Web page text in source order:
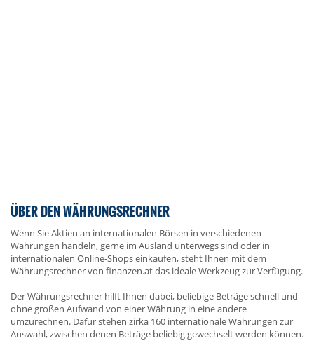
ÜBER DEN WÄHRUNGSRECHNER
Wenn Sie Aktien an internationalen Börsen in verschiedenen
Währungen handeln, gerne im Ausland unterwegs sind oder in
internationalen Online-Shops einkaufen, steht Ihnen mit dem
Währungsrechner von finanzen.at das ideale Werkzeug zur Verfügung.
Der Währungsrechner hilft Ihnen dabei, beliebige Beträge schnell und
ohne großen Aufwand von einer Währung in eine andere
umzurechnen. Dafür stehen zirka 160 internationale Währungen zur
Auswahl, zwischen denen Beträge beliebig gewechselt werden können.